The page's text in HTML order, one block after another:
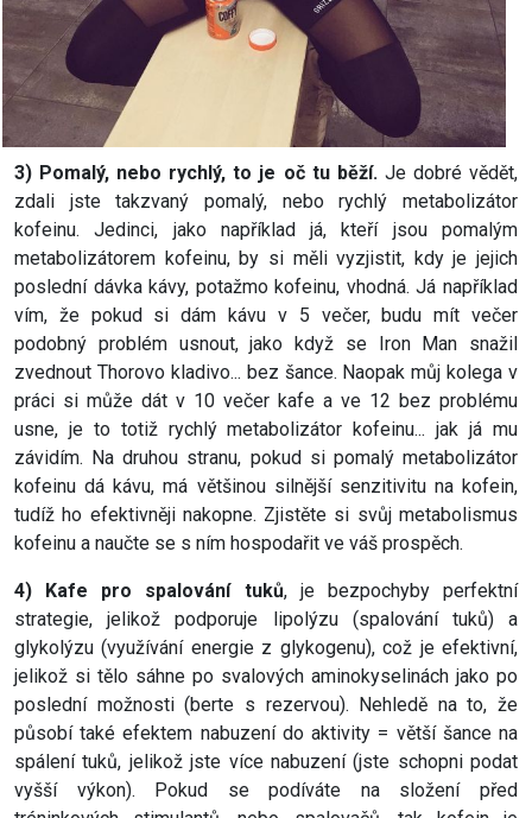
3) Pomalý, nebo rychlý, to je oč tu běží. Je dobré vědět,
zdali jste takzvaný pomalý, nebo rychlý metabolizátor
kofeinu. Jedinci, jako například já, kteří jsou pomalým
metabolizátorem kofeinu, by si měli vyzjistit, kdy je jejich
poslední dávka kávy, potažmo kofeinu, vhodná. Já například
vím, že pokud si dám kávu v 5 večer, budu mít večer
podobný problém usnout, jako když se Iron Man snažil
zvednout Thorovo kladivo... bez šance. Naopak můj kolega v
práci si může dát v 10 večer kafe a ve 12 bez problému
usne, je to totiž rychlý metabolizátor kofeinu... jak já mu
závidím. Na druhou stranu, pokud si pomalý metabolizátor
kofeinu dá kávu, má většinou silnější senzitivitu na kofein,
tudíž ho efektivněji nakopne. Zjistěte si svůj metabolismus
kofeinu a naučte se s ním hospodařit ve váš prospěch.
4) Kafe pro spalování tuků, je bezpochyby perfektní
strategie, jelikož podporuje lipolýzu (spalování tuků) a
glykolýzu (využívání energie z glykogenu), což je efektivní,
jelikož si tělo sáhne po svalových aminokyselinách jako po
poslední možnosti (berte s rezervou). Nehledě na to, že
působí také efektem nabuzení do aktivity = větší šance na
spálení tuků, jelikož jste více nabuzení (jste schopni podat
vyšší výkon). Pokud se podíváte na složení před